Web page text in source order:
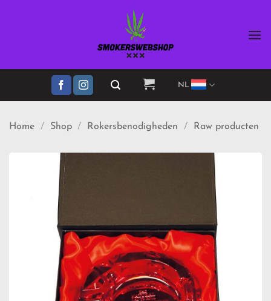
NL
Home / Shop / Rokersbenodigheden / Raw producten